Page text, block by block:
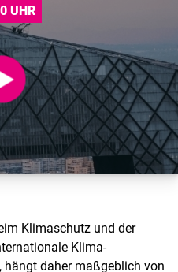
UHR
Klimaschutz und der
Klima-
daher maßgeblich von